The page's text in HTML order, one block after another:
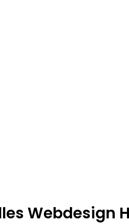
Webdesign